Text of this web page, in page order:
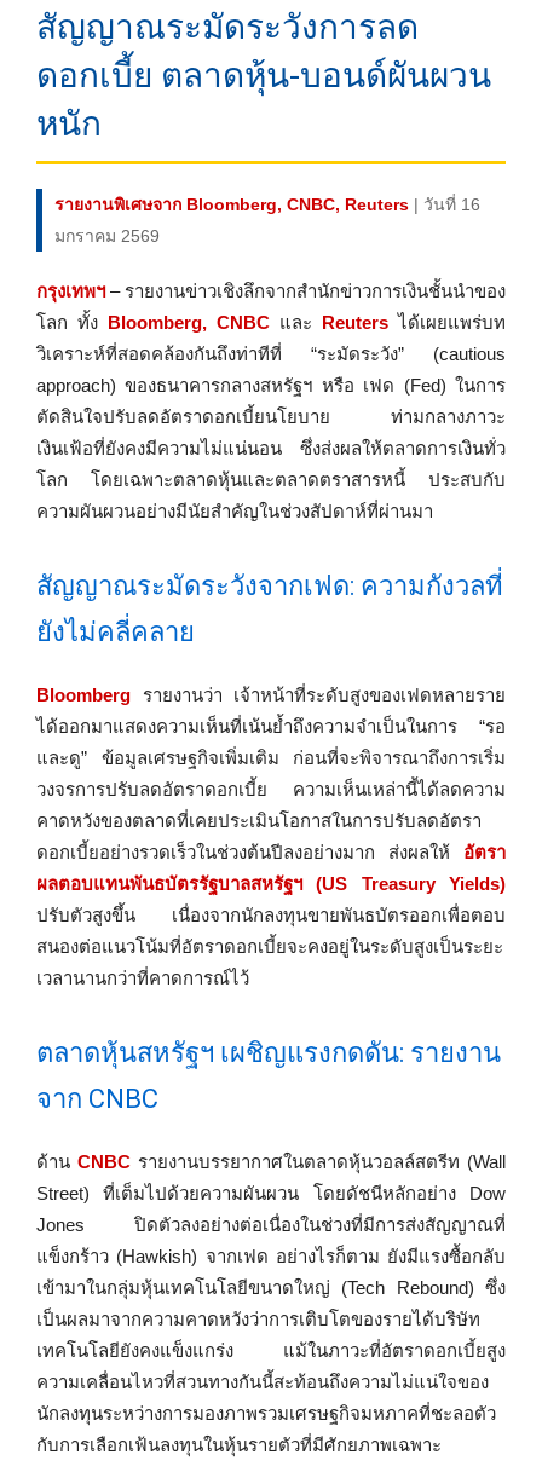
สัญญาณระมัดระวังการลด
ดอกเบี้ย ตลาดหุ้น-บอนด์ผันผวน
หนัก
รายงานพิเศษจาก Bloomberg, CNBC, Reuters | วันที่ 16
มกราคม 2569
กรุงเทพฯ– รายงานข่าวเชิงลึกจากสำนักข่าวการเงินชั้นนำของ
โลก ทั้ง Bloomberg, CNBC และ Reuters ได้เผยแพร่บท
วิเคราะห์ที่สอดคล้องกันถึงท่าทีที่ “ระมัดระวัง” (cautious
approach) ของธนาคารกลางสหรัฐฯ หรือ เฟด (Fed) ในการ
ตัดสินใจปรับลดอัตราดอกเบี้ยนโยบาย ท่ามกลางภาวะ
เงินเฟ้อที่ยังคงมีความไม่แน่นอน ซึ่งส่งผลให้ตลาดการเงินทั่ว
โลก โดยเฉพาะตลาดหุ้นและตลาดตราสารหนี้ ประสบกับ
ความผันผวนอย่างมีนัยสำคัญในช่วงสัปดาห์ที่ผ่านมา
สัญญาณระมัดระวังจากเฟด: ความกังวลที่
ยังไม่คลี่คลาย
Bloomberg รายงานว่า เจ้าหน้าที่ระดับสูงของเฟดหลายราย
ได้ออกมาแสดงความเห็นที่เน้นย้ำถึงความจำเป็นในการ “รอ
และดู” ข้อมูลเศรษฐกิจเพิ่มเติม ก่อนที่จะพิจารณาถึงการเริ่ม
วงจรการปรับลดอัตราดอกเบี้ย ความเห็นเหล่านี้ได้ลดความ
คาดหวังของตลาดที่เคยประเมินโอกาสในการปรับลดอัตรา
ดอกเบี้ยอย่างรวดเร็วในช่วงต้นปีลงอย่างมาก ส่งผลให้ อัตรา
ผลตอบแทนพันธบัตรรัฐบาลสหรัฐฯ (US Treasury Yields)
ปรับตัวสูงขึ้น เนื่องจากนักลงทุนขายพันธบัตรออกเพื่อตอบ
สนองต่อแนวโน้มที่อัตราดอกเบี้ยจะคงอยู่ในระดับสูงเป็นระยะ
เวลานานกว่าที่คาดการณ์ไว้
ตลาดหุ้นสหรัฐฯ เผชิญแรงกดดัน: รายงาน
จาก CNBC
ด้าน CNBC รายงานบรรยากาศในตลาดหุ้นวอลล์สตรีท (Wall
Street) ที่เต็มไปด้วยความผันผวน โดยดัชนีหลักอย่าง Dow
Jones ปิดตัวลงอย่างต่อเนื่องในช่วงที่มีการส่งสัญญาณที่
แข็งกร้าว (Hawkish) จากเฟด อย่างไรก็ตาม ยังมีแรงซื้อกลับ
เข้ามาในกลุ่มหุ้นเทคโนโลยีขนาดใหญ่ (Tech Rebound) ซึ่ง
เป็นผลมาจากความคาดหวังว่าการเติบโตของรายได้บริษัท
เทคโนโลยียังคงแข็งแกร่ง แม้ในภาวะที่อัตราดอกเบี้ยสูง
ความเคลื่อนไหวที่สวนทางกันนี้สะท้อนถึงความไม่แน่ใจของ
นักลงทุนระหว่างการมองภาพรวมเศรษฐกิจมหภาคที่ชะลอตัว
กับการเลือกเฟ้นลงทุนในหุ้นรายตัวที่มีศักยภาพเฉพาะ